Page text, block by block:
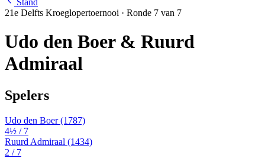
Stand
21e Delfts Kroeglopertoernooi · Ronde 7 van 7
Udo den Boer & Ruurd
Admiraal
Spelers
Udo den Boer(1787)
4½ / 7
Ruurd Admiraal (1434)
2 / 7